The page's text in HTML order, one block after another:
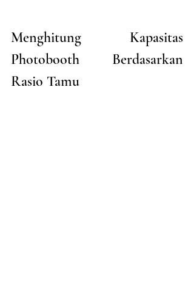
Menghitung Kapasitas
Photobooth Berdasarkan
Rasio Tamu